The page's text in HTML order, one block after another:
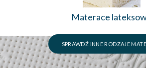
Materace
SPRAWDŹ INNE RODZAJE